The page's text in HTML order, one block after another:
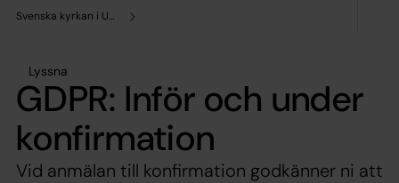
Svenska kyrkan i Ulricehamn
Lyssna
GDPR: Inför och under
konfirmation
Vid anmälan till konfirmation godkänner ni att